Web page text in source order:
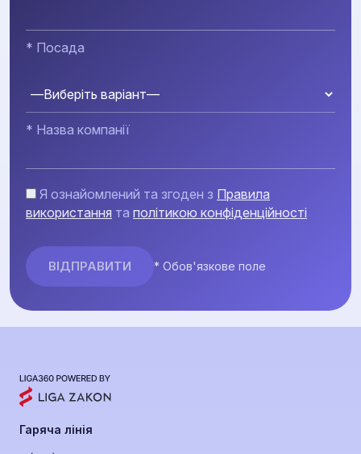
* Посада
* Назва компанії
Я ознайомлений та згоден з Правила
використання та політикою конфіденційності
* Обов'язкове поле
Гаряча лінія